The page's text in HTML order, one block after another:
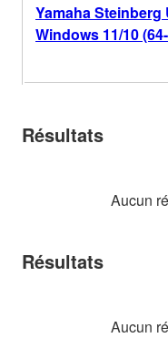
Yamaha Steinberg
Windows 11/10
Résultats
Aucun
Résultats
Aucun